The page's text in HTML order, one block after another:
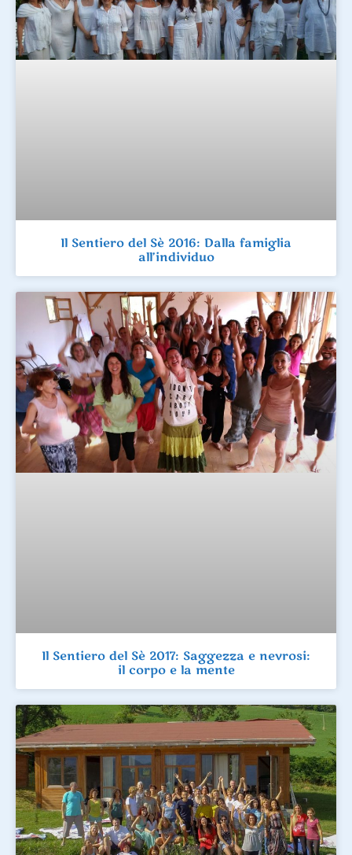
Il Sentiero del Sè 2016: Dalla famiglia
all’individuo
Il Sentiero del Sè 2017: Saggezza e nevrosi:
il corpo e la mente